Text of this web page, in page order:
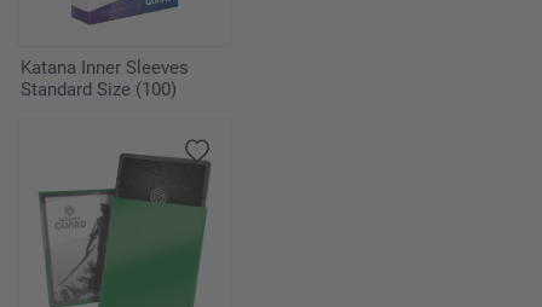
Katana Inner Sleeves
Standard Size (100)